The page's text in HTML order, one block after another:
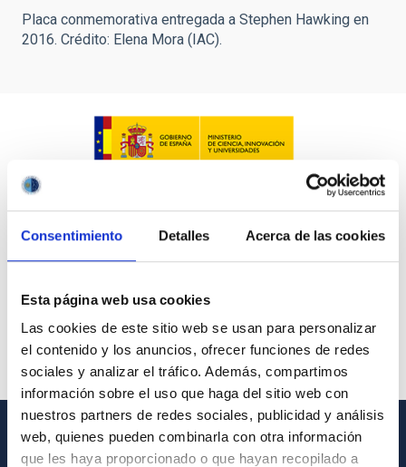
Consentimiento Detalles Acerca de las cookies
Esta página web usa cookies
Las cookies de este sitio web se usan para personalizar
el contenido y los anuncios, ofrecer funciones de redes
sociales y analizar el tráfico. Además, compartimos
información sobre el uso que haga del sitio web con
nuestros partners de redes sociales, publicidad y análisis
web, quienes pueden combinarla con otra información
que les haya proporcionado o que hayan recopilado a
Placa conmemorativa entregada a Stephen Hawking en
2016. Crédito: Elena Mora (IAC).
INFORMACIÓN GENERAL